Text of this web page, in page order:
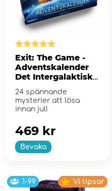
Exit: The Game -
Adventskalender
Det Intergalaktiska
24 spännande
mysterier att lösa
innan jul!
Bevaka
469 kr
1-99 Vi tipsar